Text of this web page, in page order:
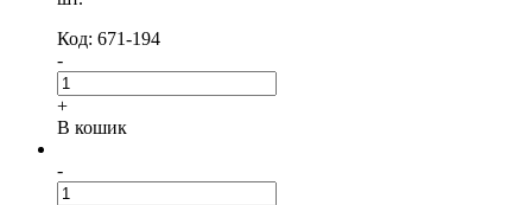
Код: 671-194
-
+
В кошик
-